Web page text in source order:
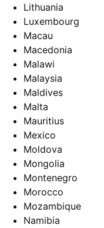
Lithuania
Luxembourg
Macau
Macedonia
Malawi
Malaysia
Maldives
Malta
Mauritius
Mexico
Moldova
Mongolia
Montenegro
Morocco
Mozambique
Namibia